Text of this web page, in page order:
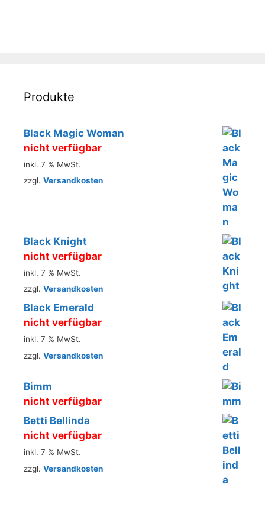
Produkte
Black Magic Woman
nicht verfügbar
inkl. 7 % MwSt.
zzgl. Versandkosten
Black Knight
nicht verfügbar
inkl. 7 % MwSt.
zzgl. Versandkosten
Black Emerald
nicht verfügbar
inkl. 7 % MwSt.
zzgl. Versandkosten
Bimm
nicht verfügbar
Betti Bellinda
nicht verfügbar
inkl. 7 % MwSt.
zzgl. Versandkosten